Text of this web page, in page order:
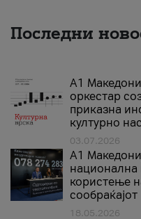
Последни
А1
оркестар
приказна
културно
03.07.2026
A1
национална
користење
сообраќајот
18.05.2026